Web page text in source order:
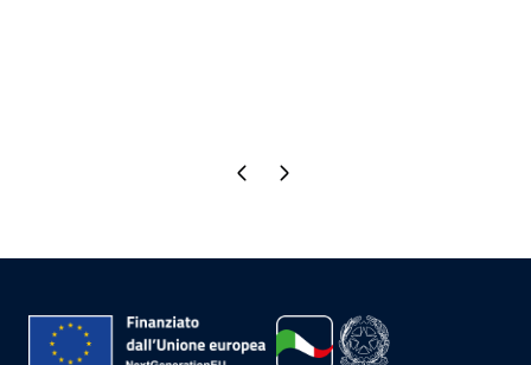
Pagina precedente
Pagina successiva